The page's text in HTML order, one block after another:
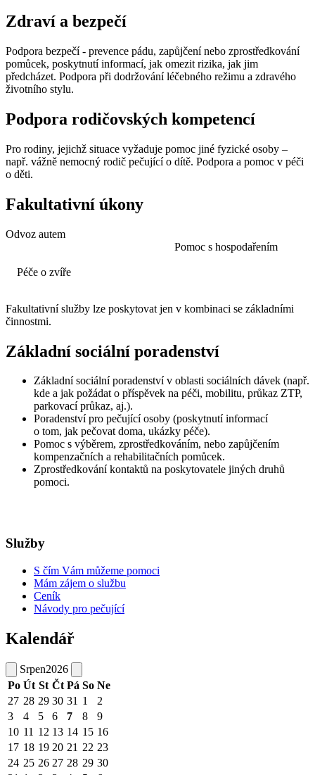
Zdraví a bezpečí
Podpora bezpečí - prevence pádu, zapůjčení nebo zprostředkování
pomůcek, poskytnutí informací, jak omezit rizika, jak jim
předcházet. Podpora při dodržování léčebného režimu a zdravého
životního stylu.
Podpora rodičovských kompetencí
Pro rodiny, jejichž situace vyžaduje pomoc jiné fyzické osoby –
např. vážně nemocný rodič pečující o dítě. Podpora a pomoc v péči
o děti.
Fakultativní úkony
Odvoz autem
Pomoc s hospodařením
Péče o zvíře
Fakultativní služby lze poskytovat jen v kombinaci se základními
činnostmi.
Základní sociální poradenství
Základní sociální poradenství v oblasti sociálních dávek (např.
kde a jak požádat o příspěvek na péči, mobilitu, průkaz ZTP,
parkovací průkaz, aj.).
Poradenství pro pečující osoby (poskytnutí informací
o tom, jak pečovat doma, ukázky péče).
Pomoc s výběrem, zprostředkováním, nebo zapůjčením
kompenzačních a rehabilitačních pomůcek.
Zprostředkování kontaktů na poskytovatele jiných druhů
pomoci.
Služby
S čím Vám můžeme pomoci
Mám zájem o službu
Ceník
Návody pro pečující
Kalendář
Srpen2026
Po Út St Čt Pá So Ne
27 28 29 30 31 1
2
3
4 5 6 7 8
9
10 11 12 13 14 15 16
17 18 19 20 21 22 23
24 25 26 27 28 29 30